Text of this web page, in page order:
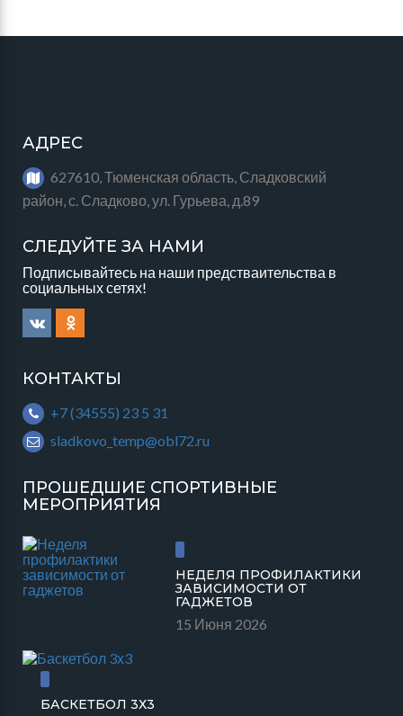
АДРЕС
627610, Тюменская область, Сладковский
район, с. Сладково, ул. Гурьева, д.89
СЛЕДУЙТЕ ЗА НАМИ
Подписывайтесь на наши предстваительства в
социальных сетях!
КОНТАКТЫ
+7 (34555) 23 5 31
sladkovo_temp@obl72.ru
ПРОШЕДШИЕ СПОРТИВНЫЕ
МЕРОПРИЯТИЯ
НЕДЕЛЯ ПРОФИЛАКТИКИ
ЗАВИСИМОСТИ ОТ
ГАДЖЕТОВ
15 Июня 2026
БАСКЕТБОЛ 3Х3